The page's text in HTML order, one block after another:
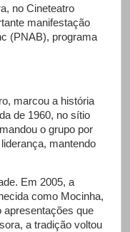
no Cineteatro
manifestação
(PNAB), programa
marcou a história
de 1960, no sítio
o grupo por
mantendo
Em 2005, a
como Mocinha,
apresentações que
a tradição voltou